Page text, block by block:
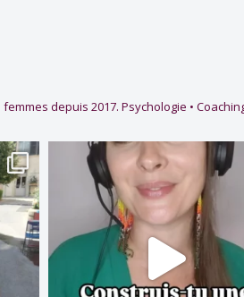
depuis 2017. Psychologie •